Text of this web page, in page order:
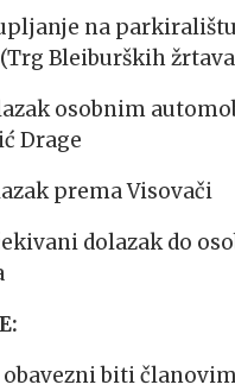
na
Bleiburških žrtava
osobnim
Drage
prema Visovači
dolazak do
biti